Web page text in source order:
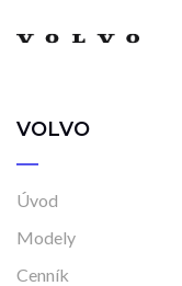
VOLVO
Úvod
Modely
Cenník